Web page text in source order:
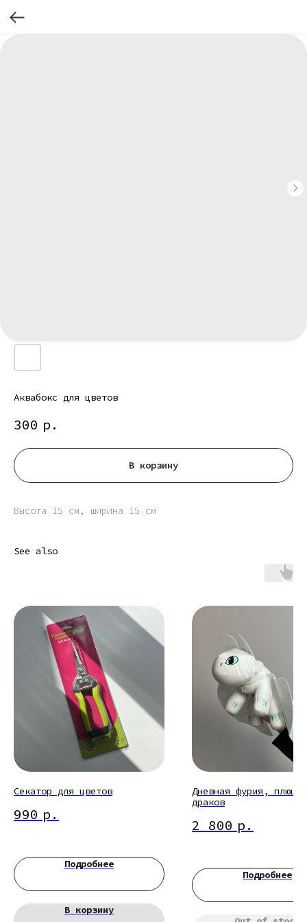
Аквабокс для цветов
300 р.
В корзину
Высота 15 см, ширина 15 см
See also
Секатор для цветов
990 р.
Подробнее
В корзину
Дневная фурия,
драков
2 800 р.
Подробнее